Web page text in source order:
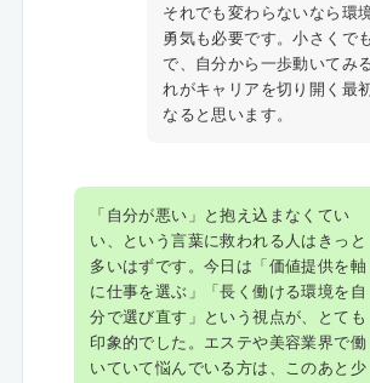
それでも変わらないなら環
勇気も必要です。小さくで
で、自分から一歩動いてみ
れがキャリアを切り開く最
なると思います。
「自分が悪い」と抱え込まなくてい
い、という言葉に救われる人はきっと
多いはずです。今日は「価値提供を軸
に仕事を選ぶ」「長く働ける環境を自
分で選び直す」という視点が、とても
印象的でした。エステや美容業界で働
いていて悩んでいる方は、このあと少